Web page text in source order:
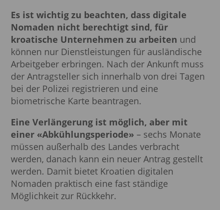
Es ist wichtig zu beachten, dass digitale
Nomaden nicht berechtigt sind, für
kroatische Unternehmen zu arbeiten und
können nur Dienstleistungen für ausländische
Arbeitgeber erbringen. Nach der Ankunft muss
der Antragsteller sich innerhalb von drei Tagen
bei der Polizei registrieren und eine
biometrische Karte beantragen.
Eine Verlängerung ist möglich, aber mit
einer «Abkühlungsperiode» – sechs Monate
müssen außerhalb des Landes verbracht
werden, danach kann ein neuer Antrag gestellt
werden. Damit bietet Kroatien digitalen
Nomaden praktisch eine fast ständige
Möglichkeit zur Rückkehr.